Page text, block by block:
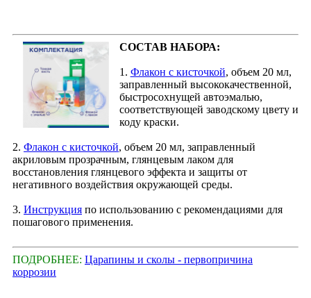
СОСТАВ НАБОРА:
1. Флакон с кисточкой, объем 20 мл,
заправленный высококачественной,
быстросохнущей автоэмалью,
соответствующей заводскому цвету и
коду краски.
2. Флакон с кисточкой, объем 20 мл, заправленный
акриловым прозрачным, глянцевым лаком для
восстановления глянцевого эффекта и защиты от
негативного воздействия окружающей среды.
3. Инструкция по использованию с рекомендациями для
пошагового применения.
ПОДРОБНЕЕ: Царапины и сколы - первопричина
коррозии